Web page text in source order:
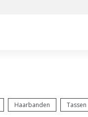
Haarbanden Tassen